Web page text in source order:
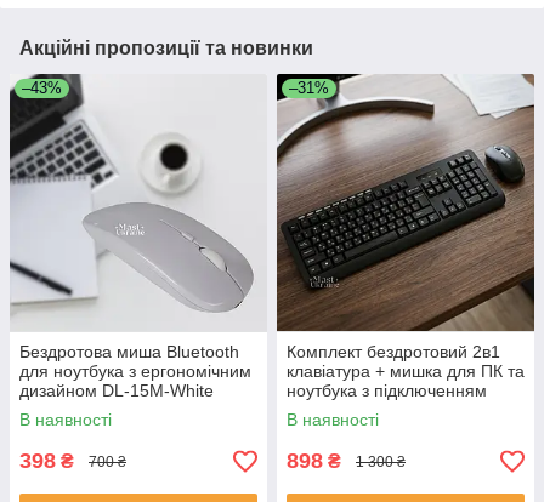
Акційні пропозиції та новинки
–43%
Бездротова миша Bluetooth
для ноутбука з ергономічним
дизайном DL-15M-White
В наявності
398 ₴ 700 ₴
–31%
Комплект бездротовий 2в1
клавіатура + мишка для ПК та
ноутбука з підключенням
через USB-ресивер Чорний,
CMK-329-Black
В наявності
898 ₴ 1 300 ₴